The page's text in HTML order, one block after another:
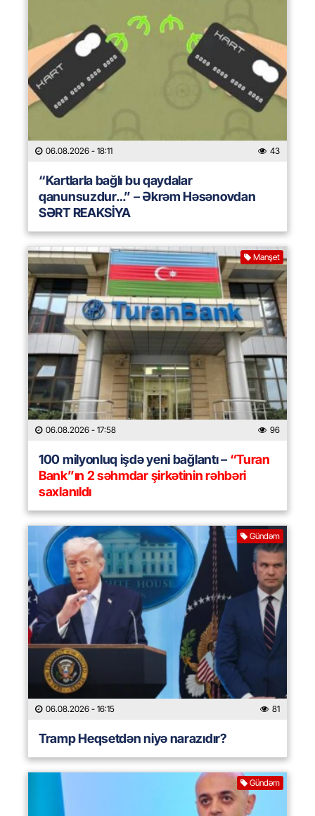
06.08.2026 - 18:11 43
“Kartlarla bağlı bu qaydalar
qanunsuzdur…” – Əkrəm Həsənovdan
SƏRT REAKSİYA
Manşet
06.08.2026 - 17:58 96
100 milyonluq işdə yeni bağlantı –“Turan
Bank”ın 2 səhmdar şirkətinin rəhbəri
saxlanıldı
Gündəm
06.08.2026 - 16:15 81
Tramp Heqsetdən niyə narazıdır?
Gündəm